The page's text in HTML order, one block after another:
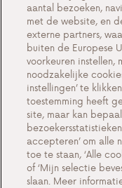
Contact
Cookie-
Belangrijke
voorwaarden
Privacy en
aantal bezoeken,
met de website, en
externe partners,
buiten de Europese
voorkeuren
noodzakelijke
instellingen’ te
toestemming heeft
site, maar kan
accepteren’ om alle
toe te staan, ‘Alle
of ‘Mijn selectie
slaan. Meer